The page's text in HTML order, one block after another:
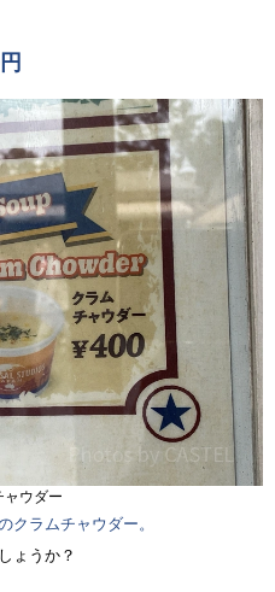
ャウダー
クラムチャウダー。
ょうか？